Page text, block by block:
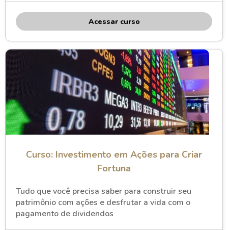
Acessar curso
Curso: Investimento em Ações para Criar
Fortuna
Tudo que você precisa saber para construir seu
patrimônio com ações e desfrutar a vida com o
pagamento de dividendos